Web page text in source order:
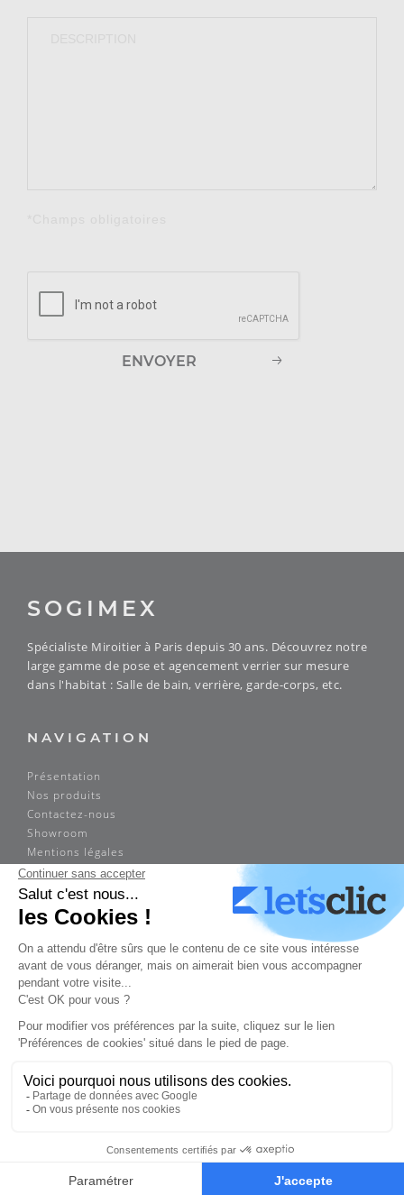
SOGIMEX
Spécialiste Miroitier à Paris depuis 30 ans. Découvrez notre
large gamme de pose et agencement verrier sur mesure
dans l'habitat : Salle de bain, verrière, garde-corps, etc.
NAVIGATION
Présentation
Nos produits
Contactez-nous
Showroom
Mentions légales
ADRESSE
Sogimex
14 rue Louis Braille
75012 Paris
Tél. : 01 43 73 53 33
Fax : 01 43 73 52 22
sogimex.paris@orange.fr
© 2020 SOGIMEX | TOUS DROITS RESERVES